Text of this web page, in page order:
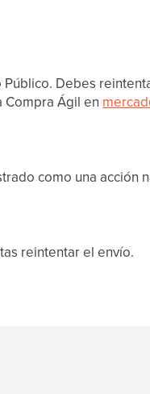
Debes
Ágil en
como una acción
reintentar el envío.